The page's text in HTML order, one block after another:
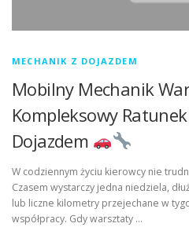
MECHANIK Z DOJAZDEM
Mobilny Mechanik
Kompleksowy
Dojazdem
W codziennym życiu kierowcy nie
Czasem wystarczy jedna niedziela,
lub liczne kilometry przejechane w
współpracy. Gdy warsztaty …